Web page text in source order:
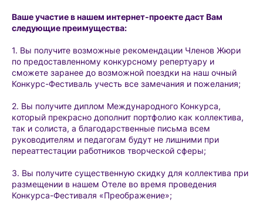
Ваше участие в нашем интернет-проекте даст Вам
следующие преимущества:
1. Вы получите возможные рекомендации Членов Жюри
по предоставленному конкурсному репертуару и
сможете заранее до возможной поездки на наш очный
Конкурс-Фестиваль учесть все замечания и пожелания;
2. Вы получите диплом Международного Конкурса,
который прекрасно дополнит портфолио как коллектива,
так и солиста, а благодарственные письма всем
руководителям и педагогам будут не лишними при
переаттестации работников творческой сферы;
3. Вы получите существенную скидку для коллектива при
размещении в нашем Отеле во время проведения
Конкурса-Фестиваля «Преображение»;